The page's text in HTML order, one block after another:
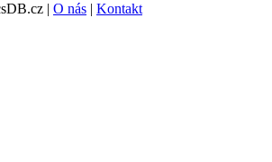
| O nás | Kontakt